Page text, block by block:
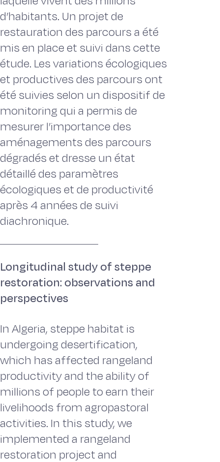
d’habitants. Un projet de
restauration des parcours a été
mis en place et suivi dans cette
étude. Les variations écologiques
et productives des parcours ont
été suivies selon un dispositif de
monitoring qui a permis de
mesurer l’importance des
aménagements des parcours
dégradés et dresse un état
détaillé des paramètres
écologiques et de productivité
après 4 années de suivi
diachronique.
Longitudinal study of steppe
restoration: observations and
perspectives
In Algeria, steppe habitat is
undergoing desertification,
which has affected rangeland
productivity and the ability of
millions of people to earn their
livelihoods from agropastoral
activities. In this study, we
implemented a rangeland
restoration project and